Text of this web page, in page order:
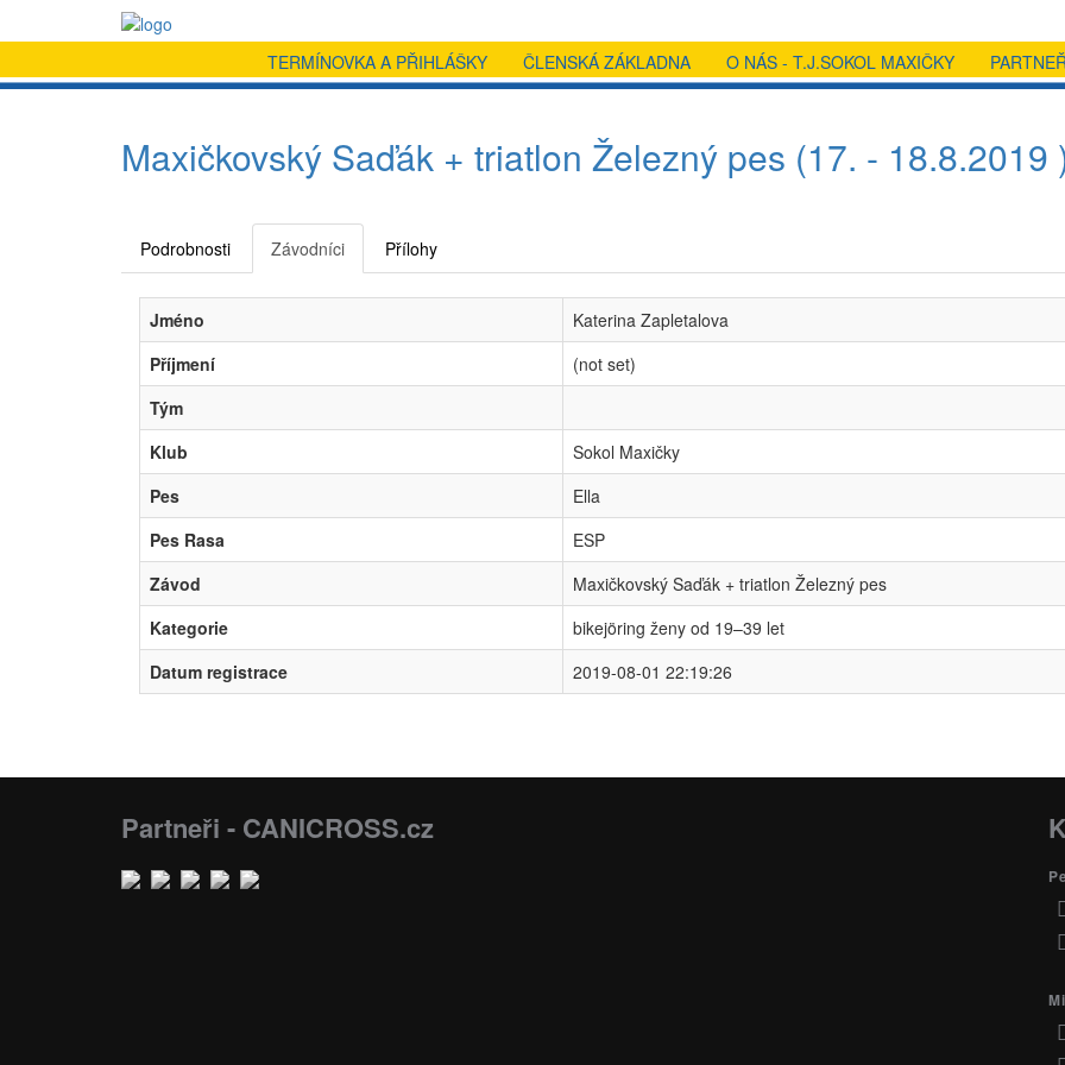
TERMÍNOVKA A PŘIHLÁŠKY ČLENSKÁ ZÁKLADNA O NÁS - T.J.SOKOL MAXIČKY
Maxičkovský Saďák + triatlon Železný pes (17. - 18.8.2019
Podrobnosti Závodníci Přílohy
Jméno
Katerina Zapletalova
Příjmení
(not set)
Tým
Klub
Sokol Maxičky
Pes
Ella
Pes Rasa
ESP
Závod
Maxičkovský Saďák + triatlon Železný pes
Kategorie
bikejöring ženy od 19–39 let
Datum registrace
2019-08-01 22:19:26
Partneři - CANICROSS.cz